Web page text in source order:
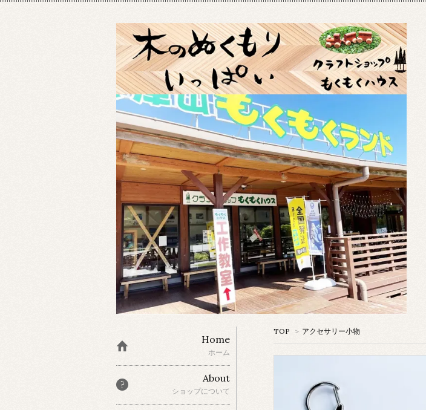
TOP > アクセサリー小物
Home
ホーム
About
ショップについて